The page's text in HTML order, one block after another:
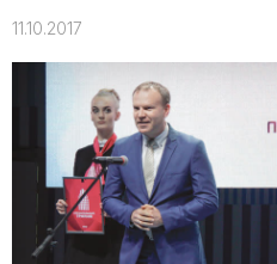
11.10.2017